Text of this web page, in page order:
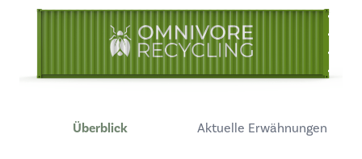
Überblick Aktuelle Erwähnungen